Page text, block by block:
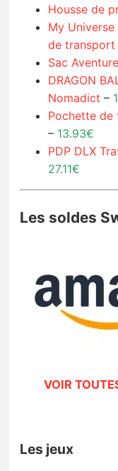
Housse de
My
de transport
Sac
DRAGON
Nomadict –
Pochette de
– 13.93€
PDP DLX
27.11€
Les soldes
VOIR
Les jeux